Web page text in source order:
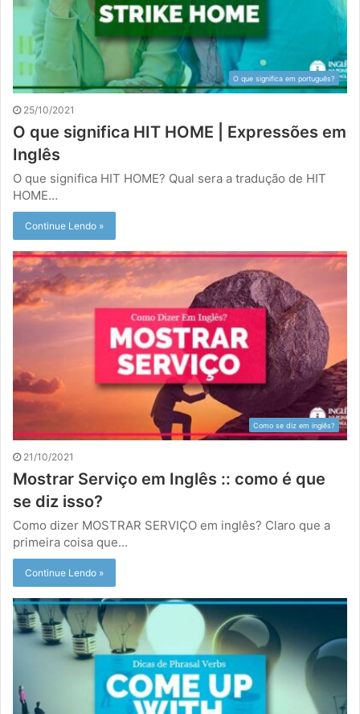
O que significa em português?
25/10/2021
O que significa HIT HOME | Expressões em
Inglês
O que significa HIT HOME? Qual sera a tradução de HIT
HOME…
Continue Lendo »
Como se diz em inglês?
21/10/2021
Mostrar Serviço em Inglês :: como é que
se diz isso?
Como dizer MOSTRAR SERVIÇO em inglês? Claro que a
primeira coisa que…
Continue Lendo »